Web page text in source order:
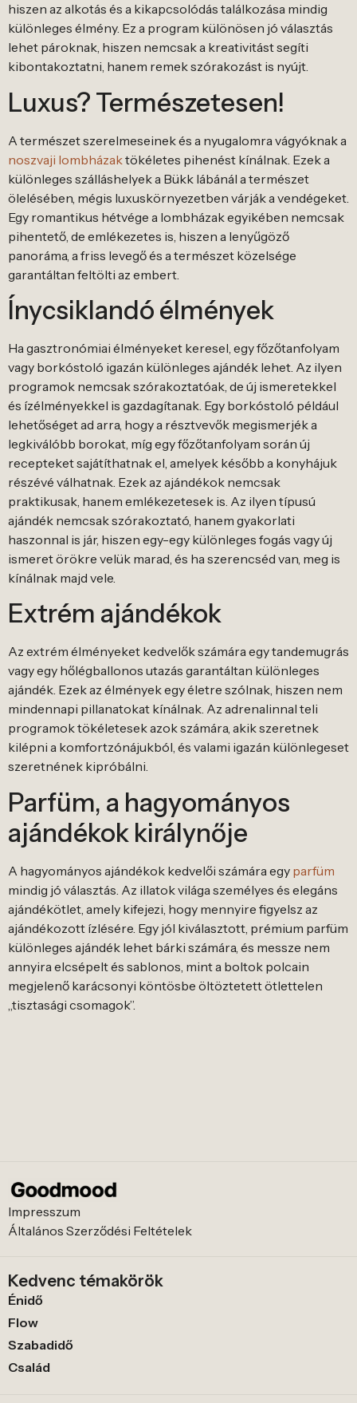
hiszen az alkotás és a kikapcsolódás találkozása mindig
különleges élmény. Ez a program különösen jó választás
lehet pároknak, hiszen nemcsak a kreativitást segíti
kibontakoztatni, hanem remek szórakozást is nyújt.
Luxus? Természetesen!
A természet szerelmeseinek és a nyugalomra vágyóknak a
noszvaji lombházaktökéletes pihenést kínálnak. Ezek a
különleges szálláshelyek a Bükk lábánál a természet
ölelésében, mégis luxuskörnyezetben várják a vendégeket.
Egy romantikus hétvége a lombházak egyikében nemcsak
pihentető, de emlékezetes is, hiszen a lenyűgöző
panoráma, a friss levegő és a természet közelsége
garantáltan feltölti az embert.
Ínycsiklandó élmények
Ha gasztronómiai élményeket keresel, egy főzőtanfolyam
vagy borkóstoló igazán különleges ajándék lehet. Az ilyen
programok nemcsak szórakoztatóak, de új ismeretekkel
és ízélményekkel is gazdagítanak. Egy borkóstoló például
lehetőséget ad arra, hogy a résztvevők megismerjék a
legkiválóbb borokat, míg egy főzőtanfolyam során új
recepteket sajátíthatnak el, amelyek később a konyhájuk
részévé válhatnak. Ezek az ajándékok nemcsak
praktikusak, hanem emlékezetesek is. Az ilyen típusú
ajándék nemcsak szórakoztató, hanem gyakorlati
haszonnal is jár, hiszen egy-egy különleges fogás vagy új
ismeret örökre velük marad, és ha szerencséd van, meg is
kínálnak majd vele.
Extrém ajándékok
Az extrém élményeket kedvelők számára egy tandemugrás
vagy egy hőlégballonos utazás garantáltan különleges
ajándék. Ezek az élmények egy életre szólnak, hiszen nem
mindennapi pillanatokat kínálnak. Az adrenalinnal teli
programok tökéletesek azok számára, akik szeretnek
kilépni a komfortzónájukból, és valami igazán különlegeset
szeretnének kipróbálni.
Parfüm, a hagyományos
ajándékok királynője
A hagyományos ajándékok kedvelői számára egy parfüm
mindig jó választás. Az illatok világa személyes és elegáns
ajándékötlet, amely kifejezi, hogy mennyire figyelsz az
ajándékozott ízlésére. Egy jól kiválasztott, prémium parfüm
különleges ajándék lehet bárki számára, és messze nem
annyira elcsépelt és sablonos, mint a boltok polcain
megjelenő karácsonyi köntösbe öltöztetett ötlettelen
„tisztasági csomagok”.
Impresszum
Általános Szerződési Feltételek
Kedvenc témakörök
Énidő
Flow
Szabadidő
Család